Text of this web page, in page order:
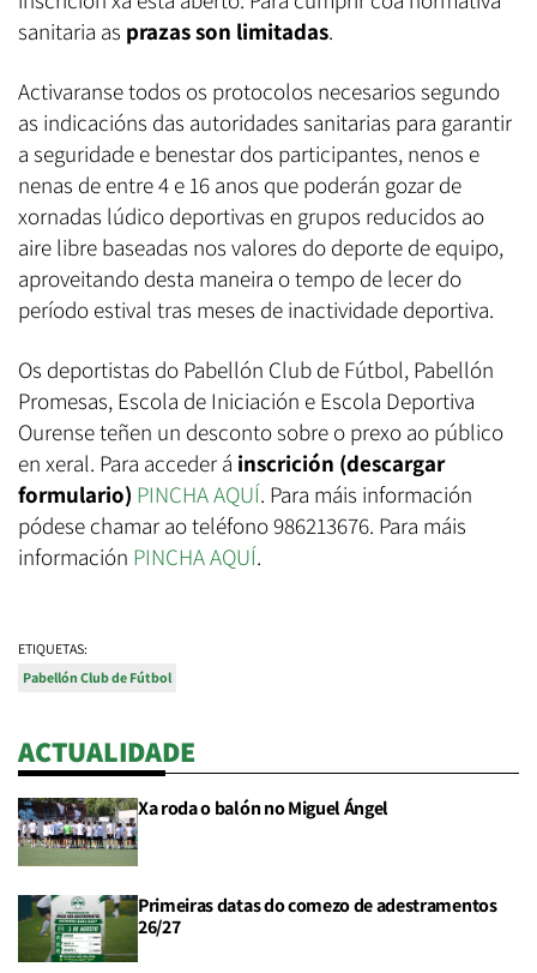
sanitaria as prazas son limitadas.
Activaranse todos os protocolos necesarios segundo
as indicacións das autoridades sanitarias para garantir
a seguridade e benestar dos participantes, nenos e
nenas de entre 4 e 16 anos que poderán gozar de
xornadas lúdico deportivas en grupos reducidos ao
aire libre baseadas nos valores do deporte de equipo,
aproveitando desta maneira o tempo de lecer do
período estival tras meses de inactividade deportiva.
Os deportistas do Pabellón Club de Fútbol, Pabellón
Promesas, Escola de Iniciación e Escola Deportiva
Ourense teñen un desconto sobre o prexo ao público
en xeral. Para acceder á inscrición (descargar
formulario) PINCHA AQUÍ. Para máis información
pódese chamar ao teléfono 986213676. Para máis
información PINCHA AQUÍ.
ETIQUETAS:
Pabellón Club de Fútbol
ACTUALIDADE
Xa roda o balón no Miguel Ángel
Primeiras datas do comezo de adestramentos
26/27